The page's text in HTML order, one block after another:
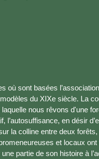
où sont basées
du XIXe siècle. La
nous rêvons d'une
l’autosuffisance, en désir
la colline entre deux
et locaux
partie de son histoire à